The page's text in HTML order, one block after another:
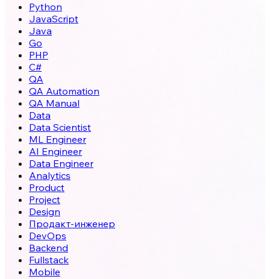
Python
JavaScript
Java
Go
PHP
C#
QA
QA Automation
QA Manual
Data
Data Scientist
ML Engineer
AI Engineer
Data Engineer
Analytics
Product
Project
Design
Продакт-инженер
DevOps
Backend
Fullstack
Mobile